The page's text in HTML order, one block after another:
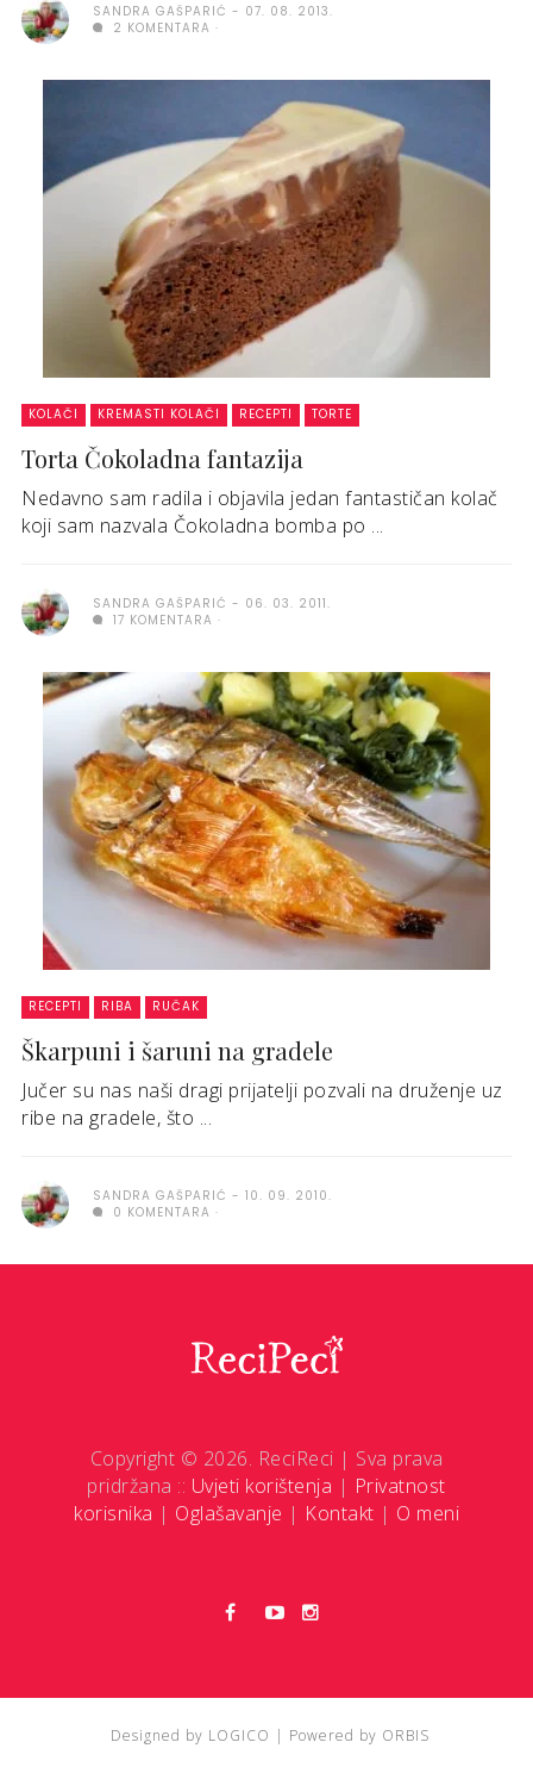
SANDRA GAŠPARIĆ
07. 08. 2013.
2 KOMENTARA
KOLAČI KREMASTI KOLAČI RECEPTI TORTE
Torta Čokoladna fantazija
Nedavno sam radila i objavila jedan fantastičan kolač
koji sam nazvala Čokoladna bomba po ...
SANDRA GAŠPARIĆ
06. 03. 2011.
17 KOMENTARA
RECEPTI RIBA RUČAK
Škarpuni i šaruni na gradele
Jučer su nas naši dragi prijatelji pozvali na druženje uz
ribe na gradele, što ...
SANDRA GAŠPARIĆ
10. 09. 2010.
0 KOMENTARA
Copyright © 2026. ReciReci | Sva prava
pridržana :: Uvjeti korištenja | Privatnost
korisnika | Oglašavanje | Kontakt | O meni
Designed by LOGICO | Powered by ORBIS